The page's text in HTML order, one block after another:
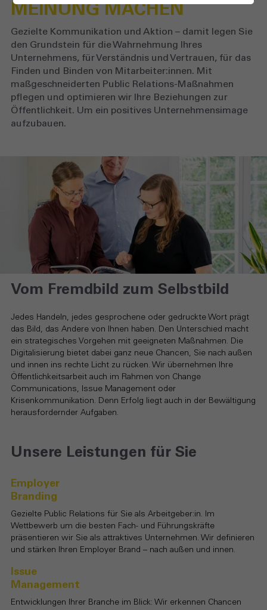
MEINUNG MACHEN
Gezielte Kommunikation und Aktion – damit legen Sie
den Grundstein für die Wahrnehmung Ihres
Unternehmens, für Verständnis und Vertrauen, für das
Finden und Binden von Mitarbeiter:innen. Mit
maßgeschneiderten Public Relations-Maßnahmen
pflegen und optimieren wir Ihre Beziehungen zur
Öffentlichkeit. Um ein positives Unternehmensimage
aufzubauen.
Vom Fremdbild zum Selbstbild
Jedes Handeln, jedes gesprochene oder gedruckte Wort prägt
das Bild, das Andere von Ihnen haben. Den Unterschied macht
ein strategisches Vorgehen mit geeigneten Maßnahmen. Die
Digitalisierung bietet dabei ganz neue Chancen, Sie nach außen
und innen ins rechte Licht zu rücken. Wir übernehmen Ihre
Öffentlichkeitsarbeit auch im Rahmen von Change
Communications, Issue Management oder
Krisenkommunikation. Denn Erfolg liegt auch in der Bewältigung
herausfordernder Aufgaben.
Unsere Leistungen für Sie
Employer
Branding
Gezielte Public Relations für Sie als Arbeitgeber:in. Im
Wettbewerb um die besten Fach- und Führungskräfte
präsentieren wir Sie als attraktives Unternehmen. Wir definieren
und stärken Ihren Employer Brand – nach außen und innen.
Issue
Management
Entwicklungen Ihrer Branche im Blick: Wir erkennen Chancen